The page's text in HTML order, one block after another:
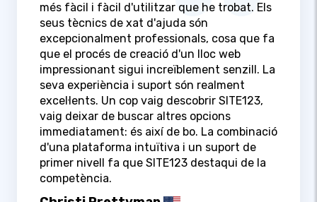
més fàcil i fàcil d'utilitzar que he trobat. Els
seus tècnics de xat d'ajuda són
excepcionalment professionals, cosa que fa
que el procés de creació d'un lloc web
impressionant sigui increïblement senzill. La
seva experiència i suport són realment
excel·lents. Un cop vaig descobrir SITE123,
vaig deixar de buscar altres opcions
immediatament: és així de bo. La combinació
d'una plataforma intuïtiva i un suport de
primer nivell fa que SITE123 destaqui de la
competència.